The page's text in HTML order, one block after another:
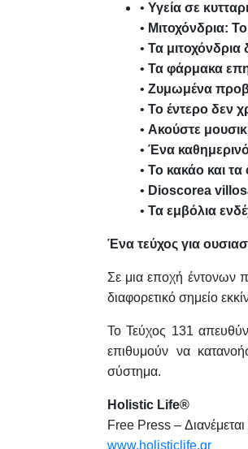
• Υγεία σε
• Μιτοχόνδρια:
• Τα
• Τα φάρμακα
• Ζυμωμένα
• Το έντερο δεν
• Ακούστε
• Ένα
• Το κακάο και
• Dioscorea
• Τα εμβόλια
Ένα τεύχος για
Σε μια εποχή έντονων
διαφορετικό σημείο
Το Τεύχος 131
επιθυμούν να
σύστημα.
Holistic Life®
Free Press –
www.holisticlife.gr